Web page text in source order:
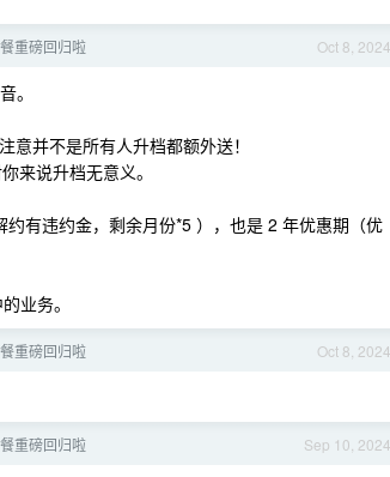
Oct 8, 2024
重磅回归啦
。
并不是所有人升档都额外送！
来说升档无意义。
有违约金，剩余月份*5 ），也是 2 年优惠期（优
业务。
Oct 8, 2024
重磅回归啦
Sep 10, 2024
重磅回归啦